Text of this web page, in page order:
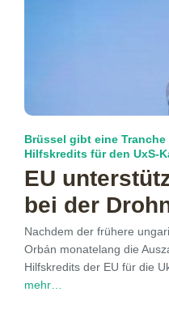
Brüssel gibt eine
Hilfskredits für den UxS-
EU
bei der
Nachdem der frühere
Orbán monatelang die
Hilfskredits der EU für die
mehr…